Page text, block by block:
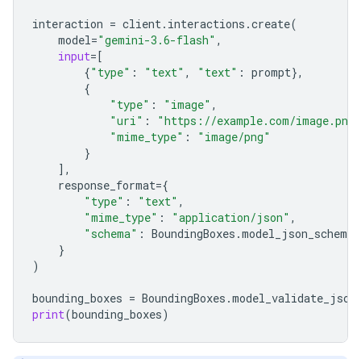
interaction = client. interactions .create(
model="gemini-3.6-flash" ,
input=[
{"type" : "text" , "text" : prompt},
{
"type" : "image" ,
"uri" :
"https://example.com/image.png"
"mime_type" :
"image/png"
}
],
response_format={
"type" : "text" ,
"mime_type" : "application/json" ,
"schema" : BoundingBoxes .model_json_schema
}
)
bounding_boxes = BoundingBoxes .model_validate_json
print(bounding_boxes)